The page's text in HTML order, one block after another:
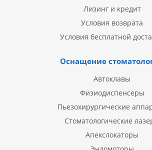
Лизинг и кредит
Условия возврата
Условия бесплатной
Оснащение
Автоклавы
Физиодиспенсеры
Пьезохирургические
Стоматологические
Апекслокаторы